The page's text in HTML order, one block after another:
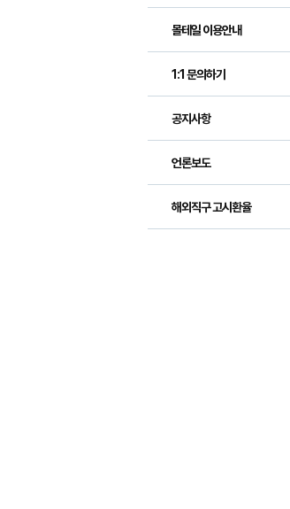
몰테일 이용안내
1:1 문의하기
공지사항
언론보도
해외직구 고시환율